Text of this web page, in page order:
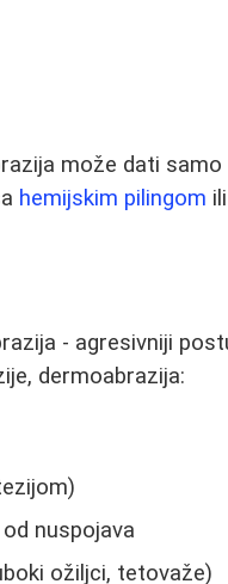
može dati
hemijskim pilingom
- agresivniji
dermoabrazija:
nuspojava
ožiljci, tetovaže)